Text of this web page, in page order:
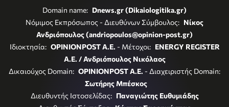
Domain name: Dnews.gr (Dikaiologitika.gr)
Νόμιμος Εκπρόσωπος - Διευθύνων Σύμβουλος: Νίκος
Ανδριόπουλος (andriopoulos@opinion-post.gr)
Ιδιοκτησία: OPINIONPOST A.E. - Μέτοχοι: ENERGY REGISTER
Α.Ε. / Ανδριόπουλος Νικόλαος
Δικαιούχος Domain: OPINIONPOST A.E. - Διαχειριστής Domain:
Σωτήρης Μπέσκος
Διευθυντής Ιστοσελίδας: Παναγιώτης Ευθυμιάδης